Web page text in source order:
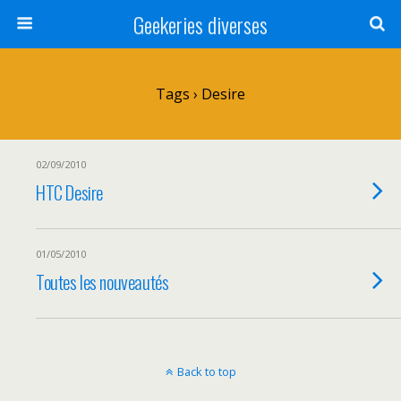
Geekeries diverses
Tags › Desire
02/09/2010
HTC Desire
01/05/2010
Toutes les nouveautés
Back to top